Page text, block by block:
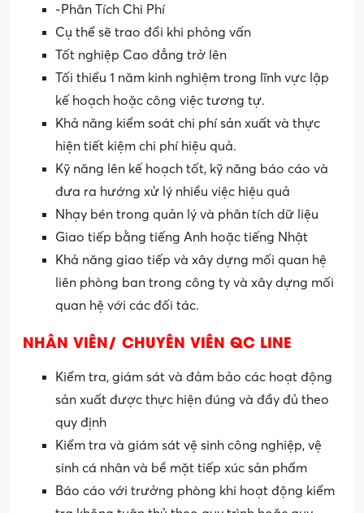
-Phân Tích Chi Phí
Cụ thể sẽ trao đổi khi phỏng vấn
Tốt nghiệp Cao đẳng trở lên
Tối thiểu 1 năm kinh nghiệm trong lĩnh vực lập
kế hoạch hoặc công việc tương tự.
Khả năng kiểm soát chi phí sản xuất và thực
hiện tiết kiệm chi phí hiệu quả.
Kỹ năng lên kế hoạch tốt, kỹ năng báo cáo và
đưa ra hướng xử lý nhiều việc hiệu quả
Nhạy bén trong quản lý và phân tích dữ liệu
Giao tiếp bằng tiếng Anh hoặc tiếng Nhật
Khả năng giao tiếp và xây dựng mối quan hệ
liên phòng ban trong công ty và xây dựng mối
quan hệ với các đối tác.
NHÂN VIÊN/ CHUYÊN VIÊN QC LINE
Kiểm tra, giám sát và đảm bảo các hoạt động
sản xuất được thực hiện đúng và đầy đủ theo
quy định
Kiểm tra và giám sát vệ sinh công nghiệp, vệ
sinh cá nhân và bề mặt tiếp xúc sản phẩm
Báo cáo với trưởng phòng khi hoạt động kiểm